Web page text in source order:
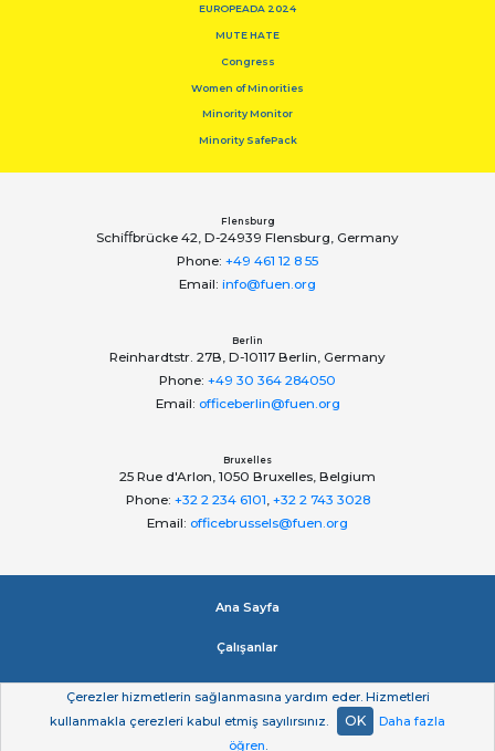
EUROPEADA 2024
MUTE HATE
Congress
Women of Minorities
Minority Monitor
Minority SafePack
Flensburg
Schiﬀbrücke 42, D-24939 Flensburg, Germany
Phone: +49 461 12 8 55
Email: info@fuen.org
Berlin
Reinhardtstr. 27B, D-10117 Berlin, Germany
Phone: +49 30 364 284050
Email: officeberlin@fuen.org
Bruxelles
25 Rue d'Arlon, 1050 Bruxelles, Belgium
Phone: +32 2 234 6101, +32 2 743 3028
Email: officebrussels@fuen.org
Ana Sayfa
Çalışanlar
Impressum
Gizlilik beyan
Çerezler hizmetlerin sağlanmasına yardım eder. Hizmetleri
kullanmakla çerezleri kabul etmiş sayılırsınız.
OK
Daha fazla
öğren.